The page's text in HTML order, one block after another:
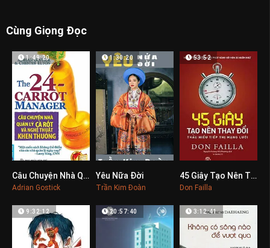
Cùng Giọng Đọc
0
1:49:20
Câu Chuyện Nhà Quản Lý Cà Rốt Và Nghệ Thuật Khen Thưởng
Adrian Gostick
1:30:20
Yêu Nữa Đời
Trần Kim Đoàn
0
53:52
45 Giây Tạo Nên Thay Đổi
Don Failla
9:32:12 20:57:40 3:12:41